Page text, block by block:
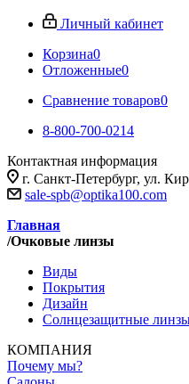
Личный кабинет
Корзина0
Отложенные0
Сравнение товаров0
8-800-700-0214
Контактная информация
г. Санкт-Петербург, ул.
sale-spb@optika100.com
Главная
/Очковые линзы
Виды
Покрытия
Дизайн
Солнцезащитные
КОМПАНИЯ
Почему мы?